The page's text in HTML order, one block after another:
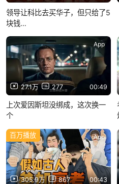
领导让科比去买华子，但只给了5
块钱…
27.1万 277 00:49
App
上次爱因斯坦没绑成，这次换一
个
305.9万 867 00:43
百万播放 App